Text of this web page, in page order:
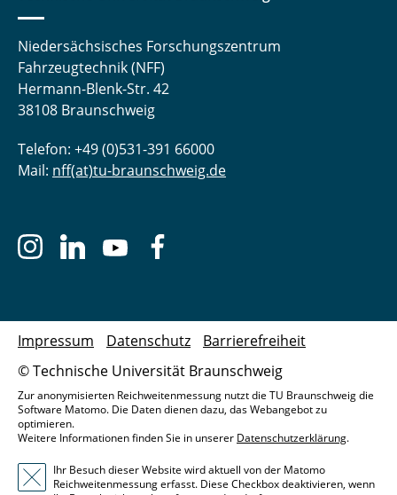
Niedersächsisches Forschungszentrum
Fahrzeugtechnik (NFF)
Hermann-Blenk-Str. 42
38108 Braunschweig
Telefon: +49 (0)531-391 66000
Mail: nff(at)tu-braunschweig.de
© Technische Universität Braunschweig
Impressum Datenschutz Barrierefreiheit
Zur anonymisierten Reichweitenmessung nutzt die TU Braunschweig die
Software Matomo. Die Daten dienen dazu, das Webangebot zu
optimieren.
Weitere Informationen finden Sie in unserer Datenschutzerklärung.
Ihr Besuch dieser Website wird aktuell von der Matomo
Reichweitenmessung erfasst. Diese Checkbox deaktivieren, wenn